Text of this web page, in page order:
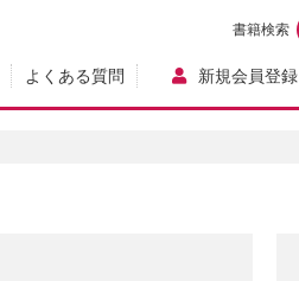
書籍検索
よくある質問 新規会員登録